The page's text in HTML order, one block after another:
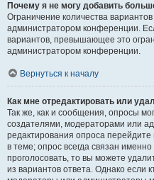
Почему я не могу добавить
Ограничение количества
администратором конференции.
вариантов, превышающее это
администратором конференции.
Вернуться к началу
Как мне отредактировать или
Так же, как и сообщения, опросы
создателями, модераторами или
редактирования опроса
в теме; опрос всегда связан
проголосовать, то вы можете
из вариантов ответа. Однако если